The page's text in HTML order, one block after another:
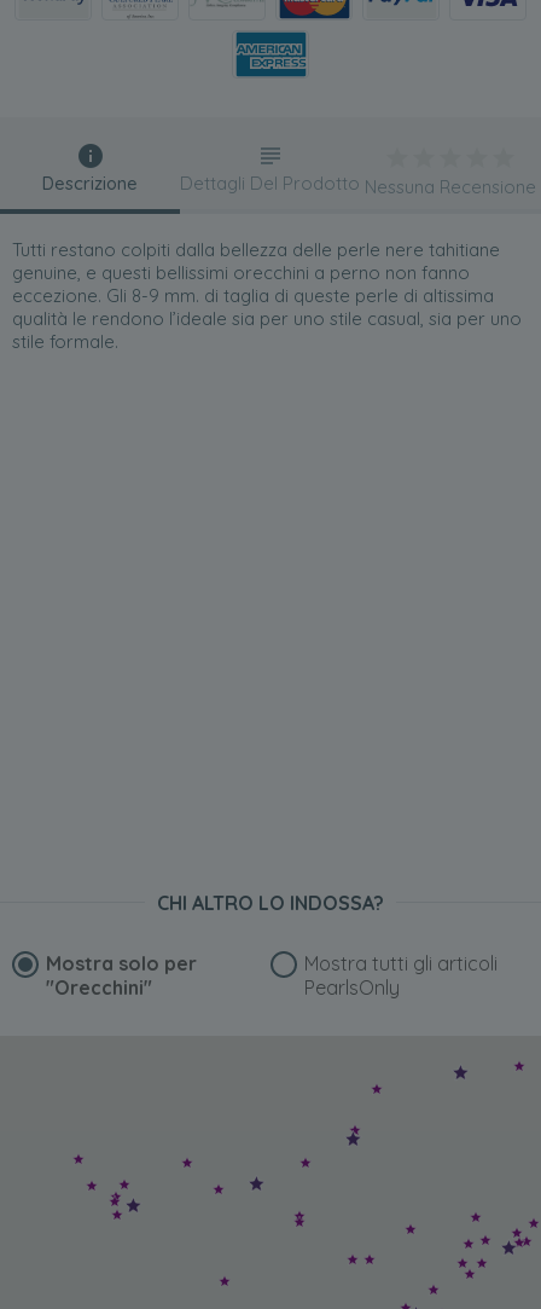
Descrizione
Tutti restano colpiti dalla bellezza delle perle nere tahitiane
genuine, e questi bellissimi orecchini a perno non fanno
eccezione. Gli 8-9 mm. di taglia di queste perle di altissima
qualità le rendono l’ideale sia per uno stile casual, sia per uno
stile formale.
Dettagli Del Prodotto Nessuna Recensione
CHI ALTRO LO INDOSSA?
Mostra solo per
"Orecchini"
Mostra tutti gli articoli
PearlsOnly